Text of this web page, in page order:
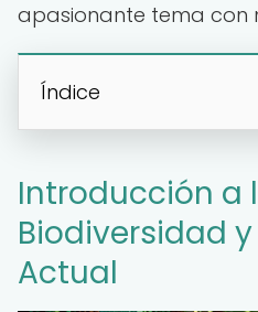
apasionante tema con
Índice
Introducción a
Biodiversidad
Actual